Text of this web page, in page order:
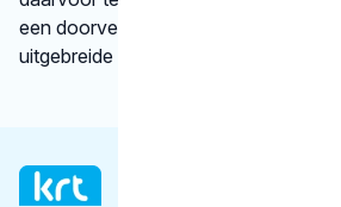
een doorverwijzing naar een
uitgebreide informatie.